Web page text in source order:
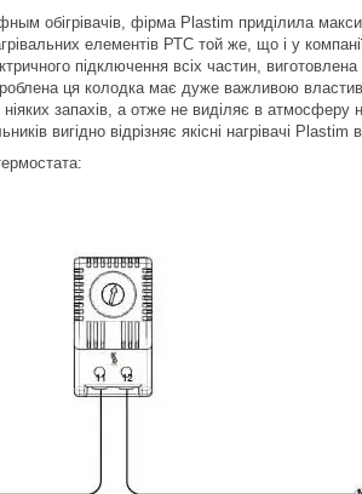
обігрівачів, фірма Plastim приділила
елементів РТС той же, що і у
підключення всіх частин,
ця колодка має дуже важливою
запахів, а отже не виділяє в атмосферу
вигідно відрізняє якісні нагрівачі